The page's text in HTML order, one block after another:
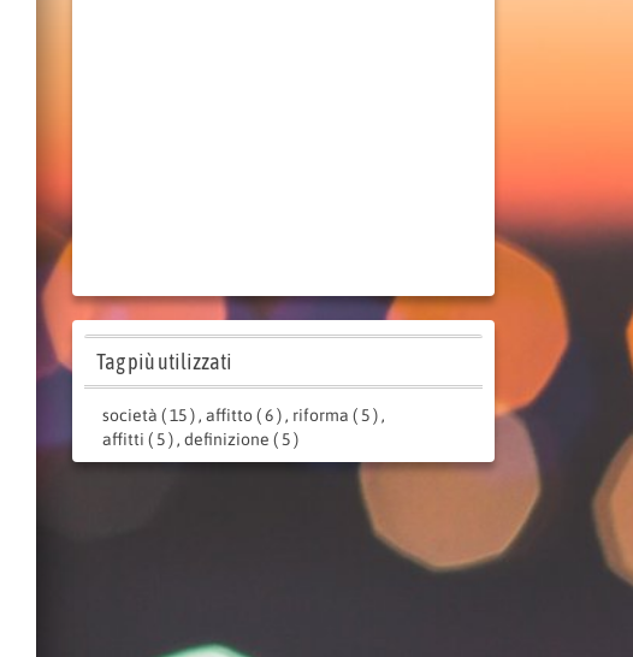
Tag più utilizzati
società ( 15 ), affitto ( 6 ), riforma ( 5 ),
affitti ( 5 ), definizione ( 5 )